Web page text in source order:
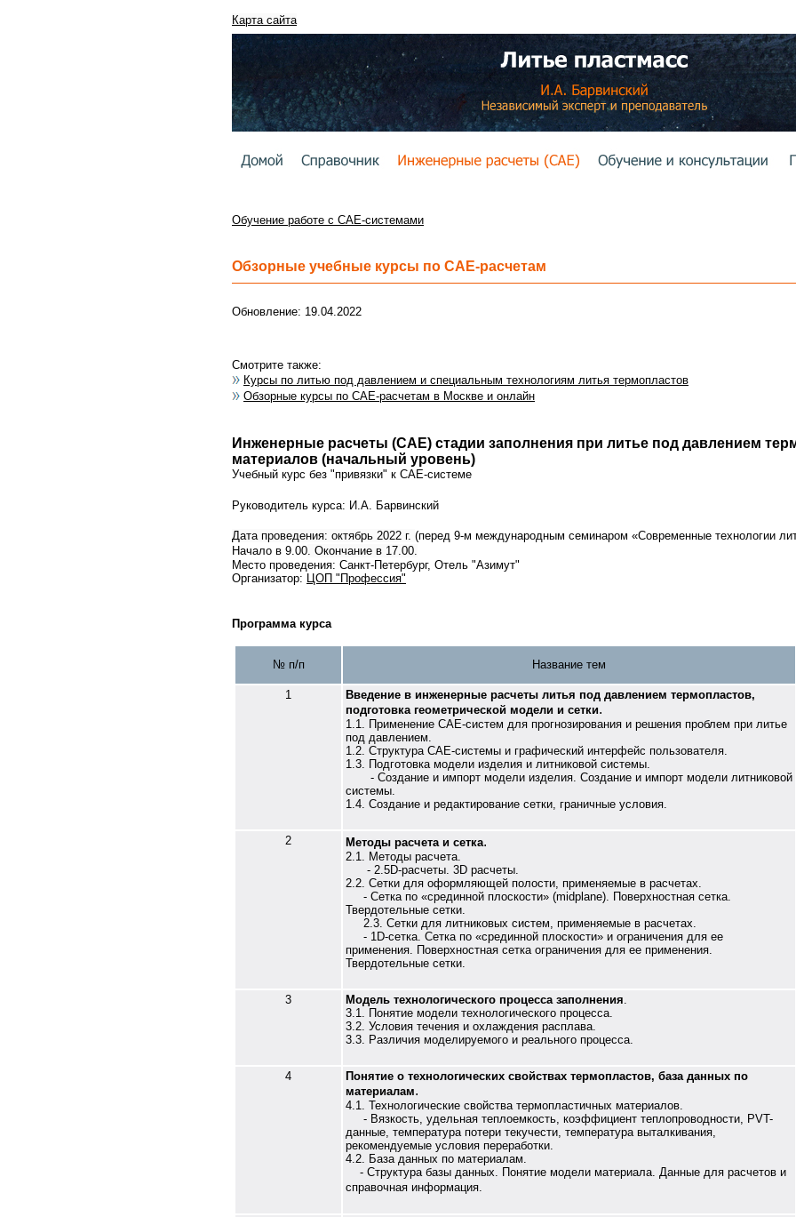
Карта сайта
Обучение работе с CAE-системами
Обзорные учебные курсы по CAE-расчетам
Обновление: 19.04.2022
Смотрите также:
Курсы по литью под давлением и специальным технологиям литья термопластов
Обзорные курсы по CAE-расчетам в Москве и онлайн
Инженерные расчеты (CAE) стадии заполнения при литье под давлением
материалов (начальный уровень)
Учебный курс без "привязки" к CAE-системе
Руководитель курса: И.А. Барвинский
Дата проведения: октябрь 2022 г. (перед 9-м международным семинаром «Современные технологии
Начало в 9.00. Окончание в 17.00.
Место проведения: Санкт-Петербург, Отель "Азимут"
Организатор: ЦОП "Профессия"
Программа курса
№ п/п Название тем
1
Введение в инженерные расчеты литья под давлением термопластов,
подготовка геометрической модели и сетки.
1.1. Применение CAE-систем для прогнозирования и решения проблем при литье
под давлением.
1.2. Структура CAE-системы и графический интерфейс пользователя.
1.3. Подготовка модели изделия и литниковой системы.
- Создание и импорт модели изделия. Создание и импорт модели литниковой
системы.
1.4. Создание и редактирование сетки, граничные условия.
2 Методы расчета и сетка.
2.1. Методы расчета.
- 2.5D-расчеты. 3D расчеты.
2.2. Сетки для оформляющей полости, применяемые в расчетах.
- Сетка по «срединной плоскости» (midplane). Поверхностная сетка.
Твердотельные сетки.
2.3. Сетки для литниковых систем, применяемые в расчетах.
- 1D-сетка. Сетка по «срединной плоскости» и ограничения для ее
применения. Поверхностная сетка ограничения для ее применения.
Твердотельные сетки.
3 Модель технологического процесса заполнения.
3.1. Понятие модели технологического процесса.
3.2. Условия течения и охлаждения расплава.
3.3. Различия моделируемого и реального процесса.
4
Понятие о технологических свойствах термопластов, база данных по
материалам.
4.1. Технологические свойства термопластичных материалов.
- Вязкость, удельная теплоемкость, коэффициент теплопроводности, PVT-
данные, температура потери текучести, температура выталкивания,
рекомендуемые условия переработки.
4.2. База данных по материалам.
- Структура базы данных. Понятие модели материала. Данные для расчетов и
справочная информация.